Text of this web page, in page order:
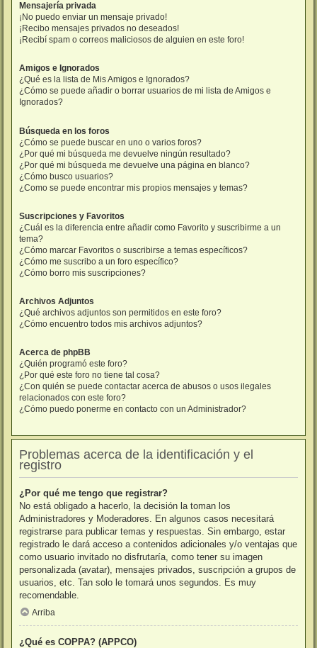
Mensajería privada
¡No puedo enviar un mensaje privado!
¡Recibo mensajes privados no deseados!
¡Recibí spam o correos maliciosos de alguien en este foro!
Amigos e Ignorados
¿Qué es la lista de Mis Amigos e Ignorados?
¿Cómo se puede añadir o borrar usuarios de mi lista de Amigos e
Ignorados?
Búsqueda en los foros
¿Cómo se puede buscar en uno o varios foros?
¿Por qué mi búsqueda me devuelve ningún resultado?
¿Por qué mi búsqueda me devuelve una página en blanco?
¿Cómo busco usuarios?
¿Como se puede encontrar mis propios mensajes y temas?
Suscripciones y Favoritos
¿Cuál es la diferencia entre añadir como Favorito y suscribirme a un
tema?
¿Cómo marcar Favoritos o suscribirse a temas específicos?
¿Cómo me suscribo a un foro específico?
¿Cómo borro mis suscripciones?
Archivos Adjuntos
¿Qué archivos adjuntos son permitidos en este foro?
¿Cómo encuentro todos mis archivos adjuntos?
Acerca de phpBB
¿Quién programó este foro?
¿Por qué este foro no tiene tal cosa?
¿Con quién se puede contactar acerca de abusos o usos ilegales
relacionados con este foro?
¿Cómo puedo ponerme en contacto con un Administrador?
Problemas acerca de la identificación y el
registro
¿Por qué me tengo que registrar?
No está obligado a hacerlo, la decisión la toman los
Administradores y Moderadores. En algunos casos necesitará
registrarse para publicar temas y respuestas. Sin embargo, estar
registrado le dará acceso a contenidos adicionales y/o ventajas que
como usuario invitado no disfrutaría, como tener su imagen
personalizada (avatar), mensajes privados, suscripción a grupos de
usuarios, etc. Tan solo le tomará unos segundos. Es muy
recomendable.
Arriba
¿Qué es COPPA? (APPCO)